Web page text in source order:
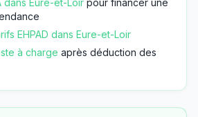
dans Eure-et-Loir pour financer une
EHPAD dans Eure-et-Loir
à charge après déduction des